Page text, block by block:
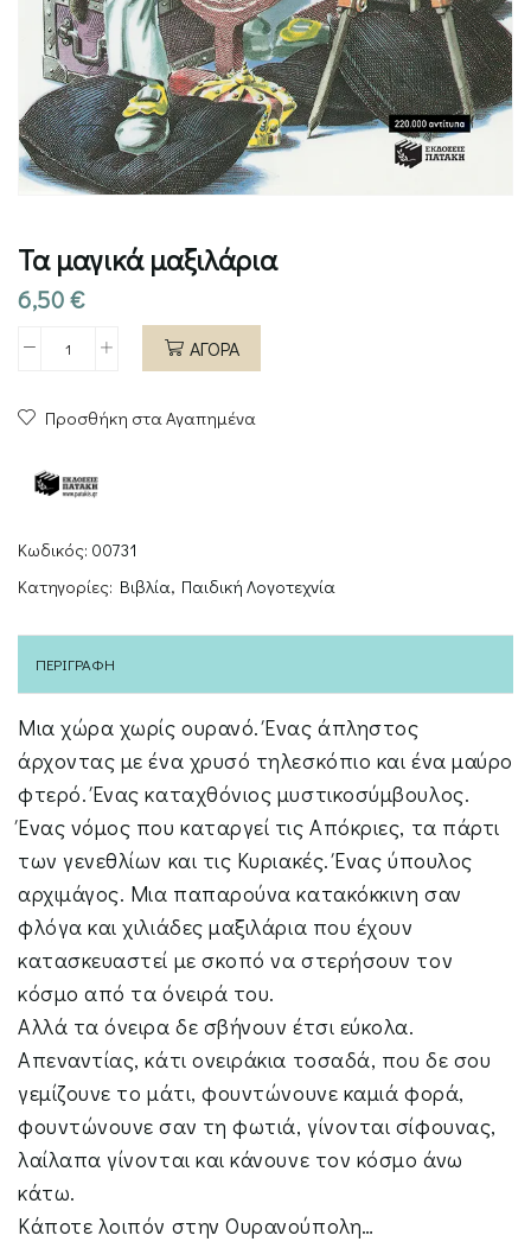
Τα μαγικά μαξιλάρια
6,50€
Τα
μαξιλάρια
ΑΓΟΡΑ
Προσθήκη στα Αγαπημένα
Κωδικός: 00731
Κατηγορίες: Βιβλία, Παιδική Λογοτεχνία
ΠΕΡΙΓΡΑΦΉ
Μια χώρα χωρίς ουρανό. Ένας άπληστος
άρχοντας με ένα χρυσό τηλεσκόπιο και ένα μαύρο
φτερό. Ένας καταχθόνιος μυστικοσύμβουλος.
Ένας νόμος που καταργεί τις Απόκριες, τα πάρτι
των γενεθλίων και τις Κυριακές. Ένας ύπουλος
αρχιμάγος. Μια παπαρούνα κατακόκκινη σαν
φλόγα και χιλιάδες μαξιλάρια που έχουν
κατασκευαστεί με σκοπό να στερήσουν τον
κόσμο από τα όνειρά του.
Αλλά τα όνειρα δε σβήνουν έτσι εύκολα.
Απεναντίας, κάτι ονειράκια τοσαδά, που δε σου
γεμίζουνε το μάτι, φουντώνουνε καμιά φορά,
φουντώνουνε σαν τη φωτιά, γίνονται σίφουνας,
λαίλαπα γίνονται και κάνουνε τον κόσμο άνω
κάτω.
Κάποτε λοιπόν στην Ουρανούπολη…